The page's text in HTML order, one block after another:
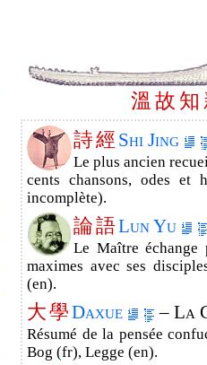
溫 故 知
詩經 Shi Jing
Le plus ancien
cents chansons, odes et
incomplète).
論語Lun Yu
Le Maître échange
maximes avec ses
(en).
大學Daxue – La
Résumé de la pensée
Bog (fr), Legge (en).